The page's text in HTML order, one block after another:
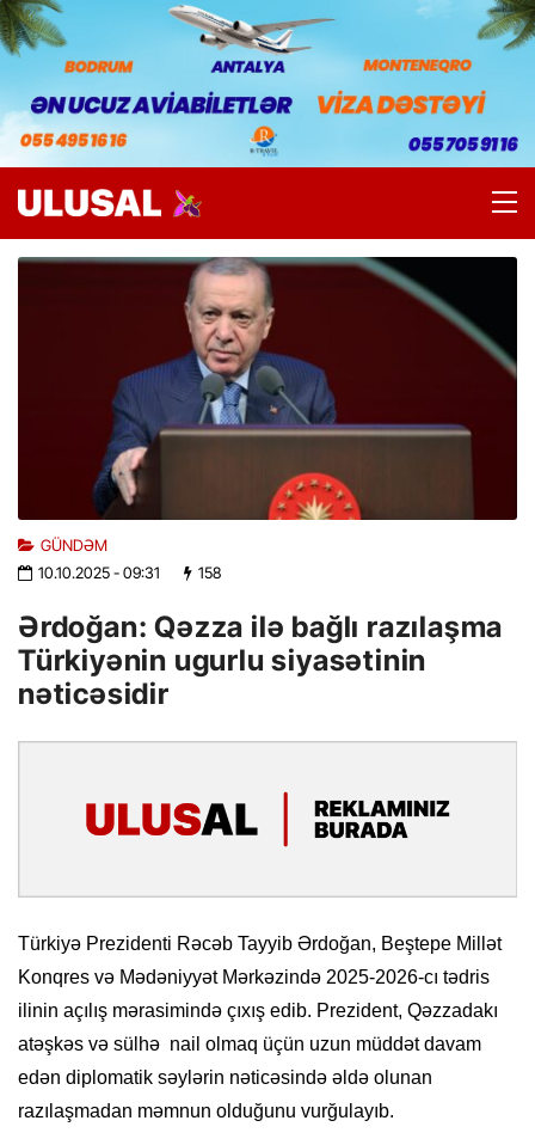
GÜNDƏM
10.10.2025- 09:31 158
Ərdoğan: Qəzza ilə bağlı razılaşma
Türkiyənin ugurlu siyasətinin
nəticəsidir
Türkiyə Prezidenti Rəcəb Tayyib Ərdoğan, Beştepe Millət
Konqres və Mədəniyyət Mərkəzində 2025-2026-cı tədris
ilinin açılış mərasimində çıxış edib. Prezident, Qəzzadakı
atəşkəs və sülhə nail olmaq üçün uzun müddət davam
edən diplomatik səylərin nəticəsində əldə olunan
razılaşmadan məmnun olduğunu vurğulayıb.